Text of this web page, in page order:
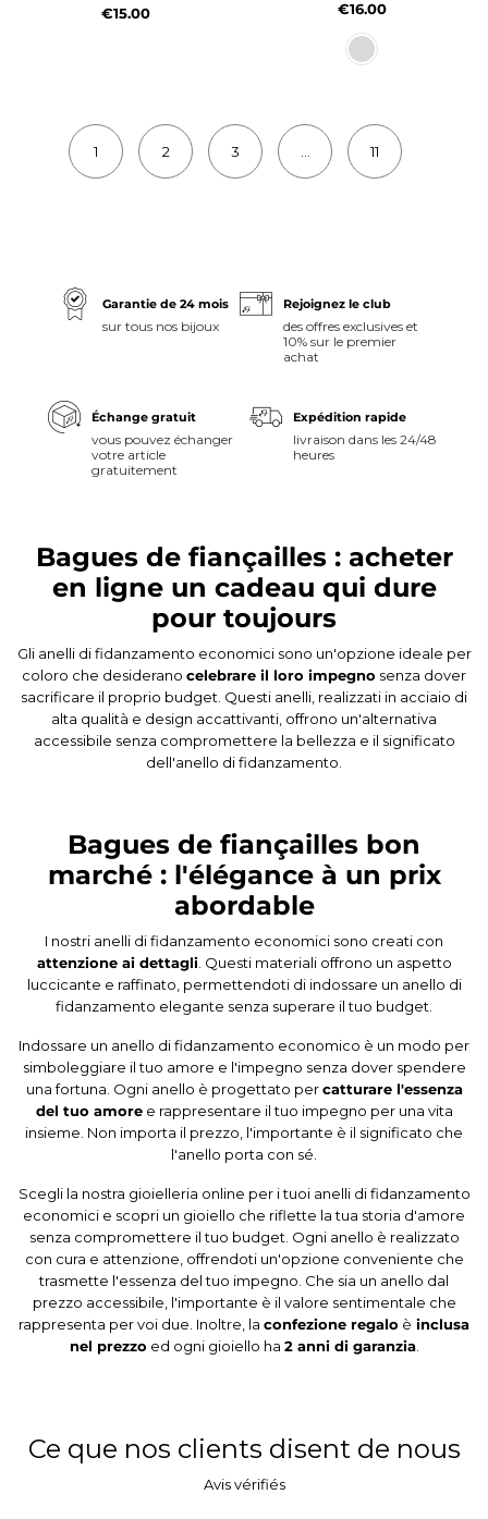
€15.00 €16.00
1 2 3 11
Garantie de 24 mois
sur tous nos bijoux
Rejoignez le club
des offres exclusives et
10% sur le premier
achat
Échange gratuit
vous pouvez échanger
votre article
gratuitement
Expédition rapide
livraison dans les 24/48
heures
Bagues de fiançailles : acheter
en ligne un cadeau qui dure
pour toujours
Gli anelli di fidanzamento economici sono un'opzione ideale per
coloro che desiderano celebrare il loro impegno senza dover
sacrificare il proprio budget. Questi anelli, realizzati in acciaio di
alta qualità e design accattivanti, offrono un'alternativa
accessibile senza compromettere la bellezza e il significato
dell'anello di fidanzamento.
Bagues de fiançailles bon
marché : l'élégance à un prix
abordable
I nostri anelli di fidanzamento economici sono creati con
attenzione ai dettagli. Questi materiali offrono un aspetto
luccicante e raffinato, permettendoti di indossare un anello di
fidanzamento elegante senza superare il tuo budget.
Indossare un anello di fidanzamento economico è un modo per
simboleggiare il tuo amore e l'impegno senza dover spendere
una fortuna. Ogni anello è progettato percatturare l'essenza
del tuo amoree rappresentare il tuo impegno per una vita
insieme. Non importa il prezzo, l'importante è il significato che
l'anello porta con sé.
Scegli la nostra gioielleria online per i tuoi anelli di fidanzamento
economici e scopri un gioiello che riflette la tua storia d'amore
senza compromettere il tuo budget. Ogni anello è realizzato
con cura e attenzione, offrendoti un'opzione conveniente che
trasmette l'essenza del tuo impegno. Che sia un anello dal
prezzo accessibile, l'importante è il valore sentimentale che
rappresenta per voi due. Inoltre, la confezione regalo è inclusa
nel prezzo ed ogni gioiello ha 2 anni di garanzia.
Ce que nos clients disent de nous
Avis vérifiés